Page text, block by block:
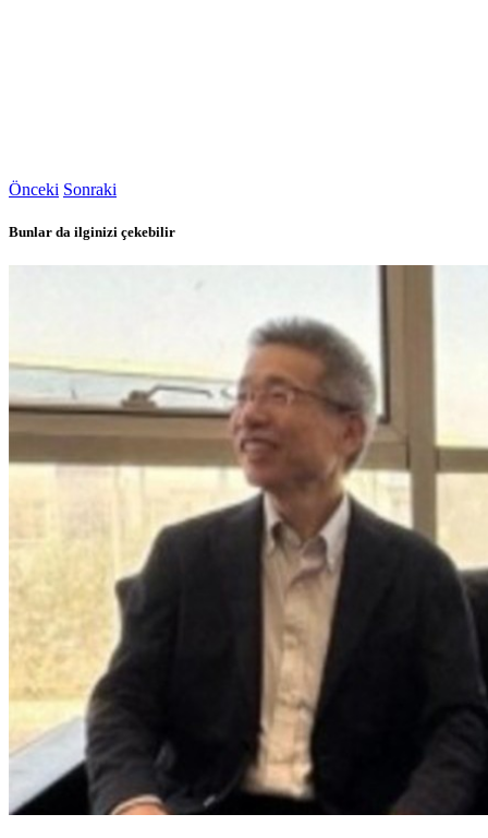
Önceki Sonraki
Bunlar da ilginizi çekebilir